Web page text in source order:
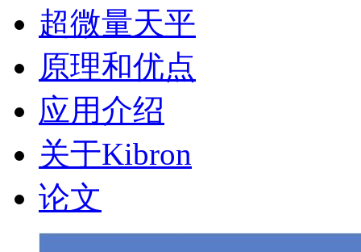
超微量天平
原理和优点
应用介绍
关于Kibron
论文